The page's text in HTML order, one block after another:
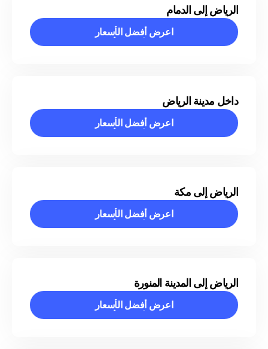
الرياض إلى الدمام
اعرض أفضل الأسعار
اعرض أفضل الأسعار
داخل مدينة الرياض
اعرض أفضل الأسعار
اعرض أفضل الأسعار
الرياض إلى مكة
اعرض أفضل الأسعار
اعرض أفضل الأسعار
الرياض إلى المدينة المنورة
اعرض أفضل الأسعار
اعرض أفضل الأسعار